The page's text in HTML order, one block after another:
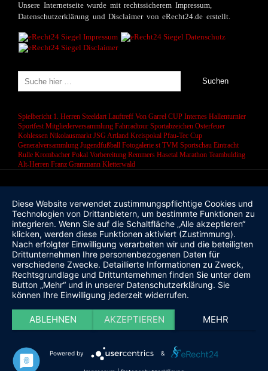
Unsere Internetseite wurde mit rechtssicherem Impressum,
Datenschutzerklärung und Disclaimer von eRecht24.de erstellt.
Spielbericht 1. Herren Steeldart Lauftreff Von Garrel CUP Internes Hallenturnier
Sportfest Mitgliederversammlung Fahrradtour Sportabzeichen Osterfeuer
Kohlessen Nikolausmarkt JSG Artland Kreispokal Pfau-Tec Cup
Generalversammlung Jugendfußball Fotogalerie st TVM Sportschau Eintracht
Rulle Krombacher Pokal Vorbereitung Remmers Hasetal Marathon Teambulding
Alt-Herren Franz Grammann Kletterwald
Diese Website verwendet zustimmungspflichtige Cookies und
Technologien von Drittanbietern, um bestimmte Funktionen zu
integrieren. Wenn Sie auf die Schaltfläche „Alle akzeptieren“
klicken, werden diese Funktionen aktiviert (Zustimmung).
Nach erfolgter Einwilligung verarbeiten wir und die beteiligten
Drittunternehmen Ihre personenbezogenen Daten für
verschiedene Zwecke. Detaillierte Informationen zu Zweck,
Rechtsgrundlage und Drittunternehmen finden Sie unter dem
Button „Mehr“ und in unserer Datenschutzerklärung. Sie
können Ihre Einwilligung jederzeit widerrufen.
ABLEHNEN AKZEPTIEREN MEHR
Powered by &